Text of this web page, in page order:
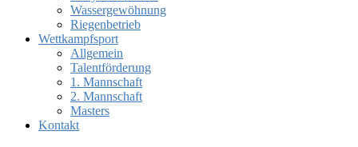
Wassergewöhnung
Riegenbetrieb
Wettkampfsport
Allgemein
Talentförderung
1. Mannschaft
2. Mannschaft
Masters
Kontakt